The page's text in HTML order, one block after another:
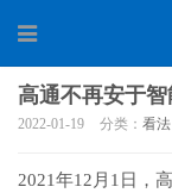
高通不再安于
2022-01-19 分类： 看法
2021年12月1日，